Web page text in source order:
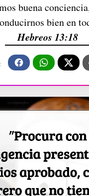
buena
bien en
Hebreos 13:18